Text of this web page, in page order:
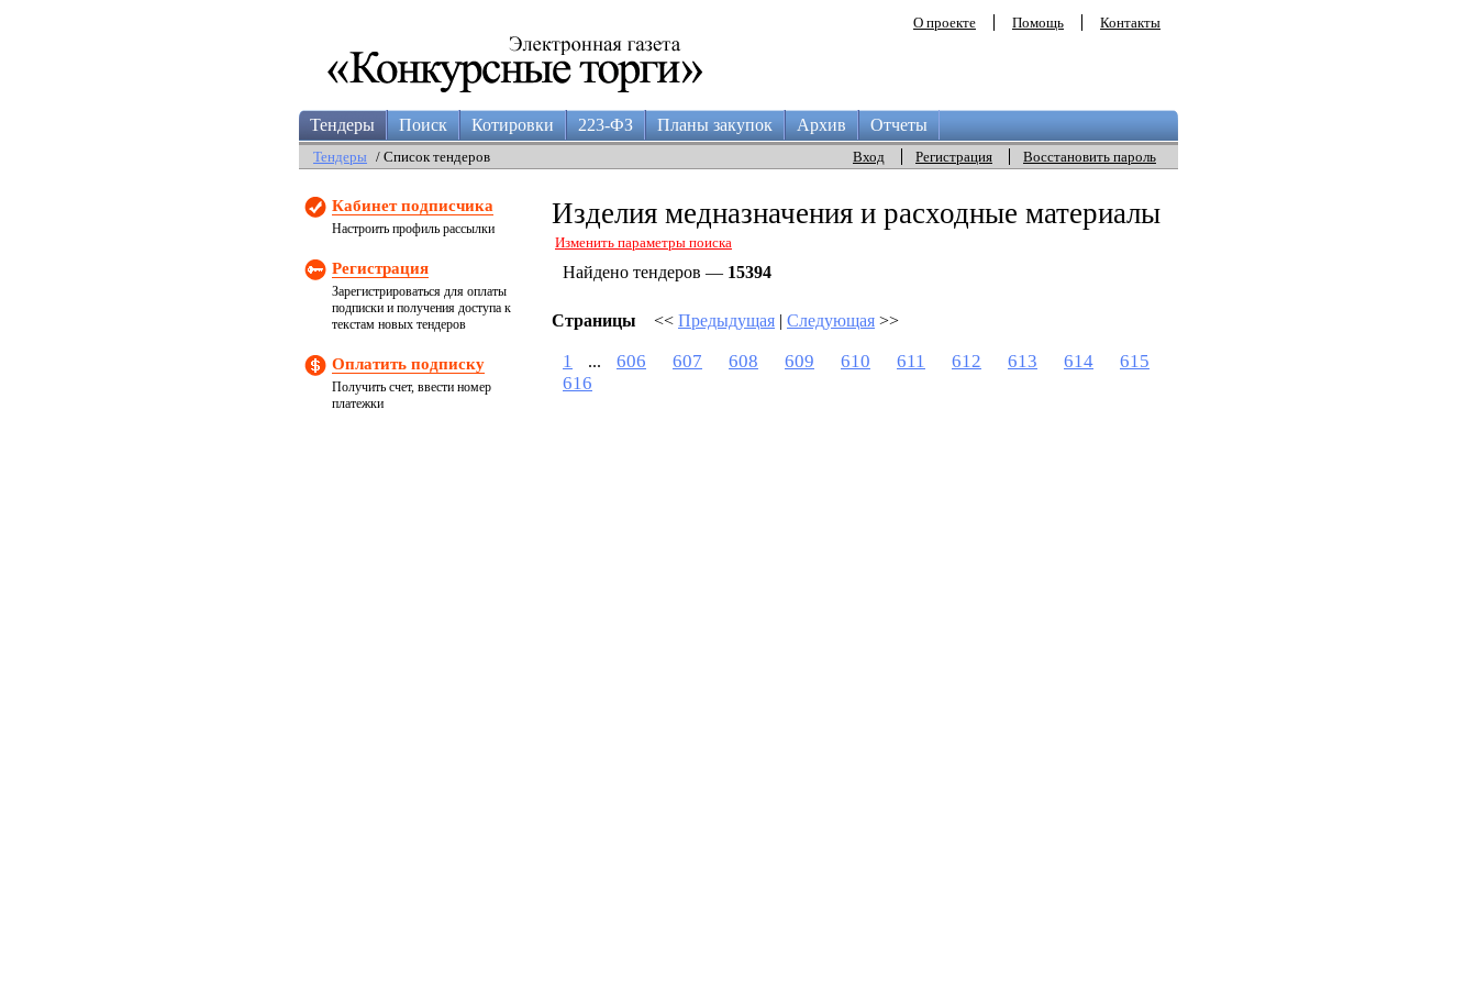
О проекте Помощь Контакты
Тендеры Поиск Котировки 223-ФЗ Планы закупок Архив Отчеты
Вход Регистрация Восстановить пароль
Тендеры / Список тендеров
Кабинет подписчика
Настроить профиль рассылки
Регистрация
Зарегистрироваться для оплаты
подписки и получения доступа к
текстам новых тендеров
Оплатить подписку
Получить счет, ввести номер
платежки
Изделия медназначения и расходные материалы
Изменить параметры поиска
Найдено тендеров — 15394
Страницы << Предыдущая | Следующая >>
1 ... 606 607 608 609 610 611 612 613 614
615
616